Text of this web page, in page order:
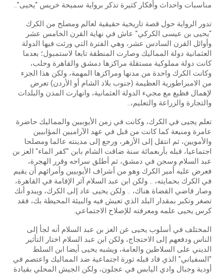
مناسبات واحداث وأفكار كثيرة تذكر برواية سميحة خريس "يحيى"..
تدور الرواية حول قصة تاريخية حقيقية لعالم ومصلح من الكرك
"يحيى بن عيسى الكركي" عاش في نهاية القرن الخامس عشر
وأوائل القرن السادس عشر، وهي الفترة التي ورثت فيها الدولة
العثمانية دولة المماليك وصارت المنطقة تابعا لاستمبول؛ بعدما
كانت دولة مملوكية مستقلة مراكزها دمشق والقاهرة وحلب،
وكانت الكرك واحدة من مدنها ومراكزها المهمة، ولكن هذا الجزء
من الامبراطورية العظيمة (جنوب بلاد الشام أو الأردن) تعرض
لإهمال فظيع مع مجيء الدولة العثمانية، وانهارت المدن والبلدات
والتجارة والزراعة والتعليم،..
تعلم يجيى في الكرك، وكانت في زمن الأيوبيين والمماليك حاضرة
عامرة ومنيعة كما كانت من قبل في عهد الآراميين المؤابيين
والأمويين، ثم انتقل إلى الأزهر، ورجع إلى مدينته عالما ومصلحا
اجتماعيا، قبله بأربعمائة سنة ضاقت الشام بابن "كفر الماء" العز بن
عبد السلام وسجن في دمشق، ثم أطلق سراحه وقرر الهجرة،
فعرض عليه أمير الكرك وهو من أشراف الأيوبيين وأمرائهم أن يقيم
في الكرك بحمايته، .. ولكن ابن عبد السلام آثر الإقامة في القاهرة،
وصار قاضي القضاة هناك، .. ولكن يحيى عاد إلى الكرك، ويبدو أنك
تصغر وتكبر بمقدار البلد الذي تعيش فيه والبيئة المحيطة بك، فقد
كرس يحيى علمه ومعرفته للإصلاح الاجتماعي.
المختلف في أسلوب يحيى عن العز بن عبد السلام أنه لجأ إلى
الناس ودفعهم إلى الاحتجاج، ولكن ابن عبد السلام اختار التأثير
الديني على السلاطين والعامة، ويشبه يحيى أيضا ابن السلط
"السفياني" الذي قاد قبله ثورة اجتماعية ضد المماليك واعتصم في
أودية وجبال وادي اليابس في عجلون، ولكن الجيش المحلي بقيادة